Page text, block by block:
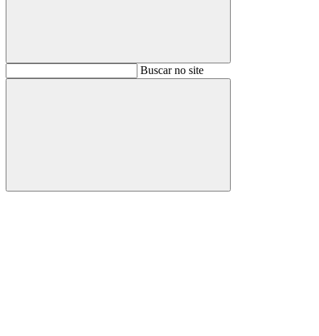
BuscarBuscar no site
Buscar